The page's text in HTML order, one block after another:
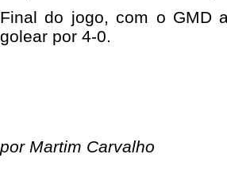
Final do jogo, com o GMD
golear por 4-0.
por Martim Carvalho